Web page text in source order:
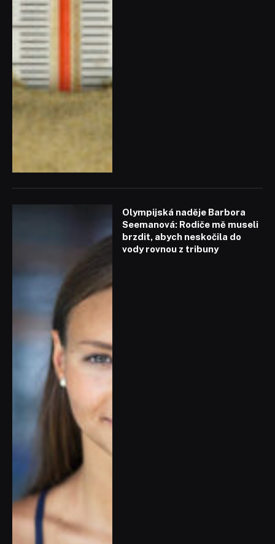
Olympijská naděje Barbora
Seemanová: Rodiče mě museli
brzdit, abych neskočila do
vody rovnou z tribuny